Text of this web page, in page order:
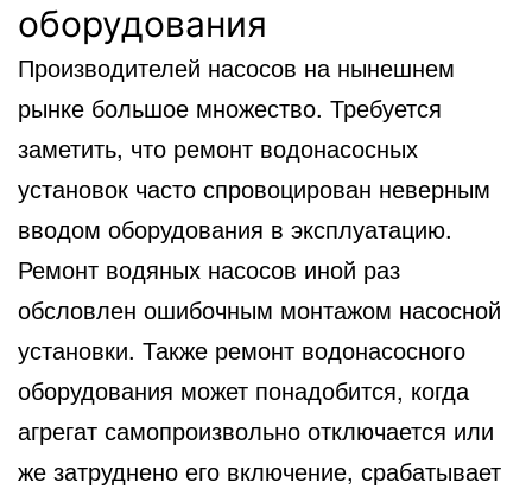
оборудования
Производителей насосов на нынешнем
рынке большое множество. Требуется
заметить, что ремонт водонасосных
установок часто спровоцирован неверным
вводом оборудования в эксплуатацию.
Ремонт водяных насосов иной раз
обсловлен ошибочным монтажом насосной
установки. Также ремонт водонасосного
оборудования может понадобится, когда
агрегат самопроизвольно отключается или
же затруднено его включение, срабатывает